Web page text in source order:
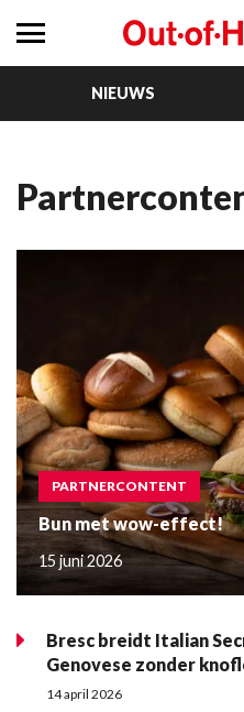
NIEUWS
PARTNERCONTENT
Bun met wow-effect!
15 juni 2026
Bresc breidt Italian
Genovese zonder
14 april 2026